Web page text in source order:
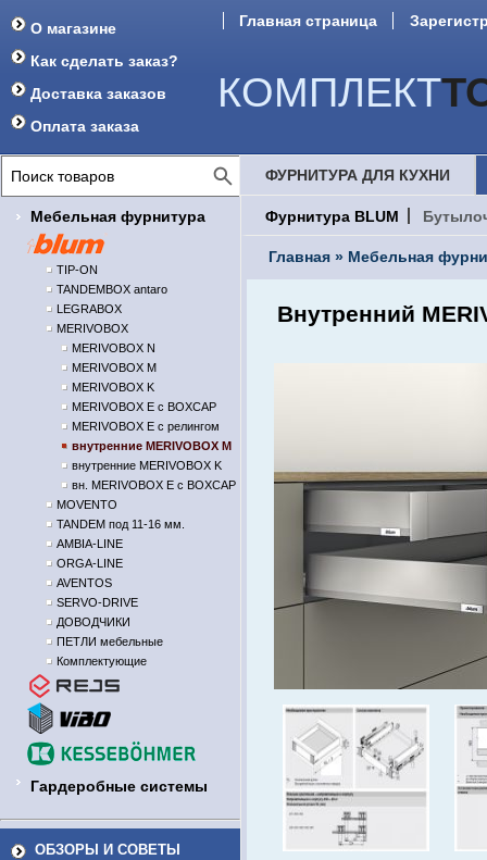
О магазине
Как сделать заказ?
Доставка заказов
Оплата заказа
Главная страница
КОМПЛЕКТ
Мебельная фурнитура
TIP-ON
TANDEMBOX antaro
LEGRABOX
MERIVOBOX
MERIVOBOX N
MERIVOBOX M
MERIVOBOX K
MERIVOBOX E с BOXCAP
MERIVOBOX E с релингом
внутренние MERIVOBOX M
внутренние MERIVOBOX K
вн. MERIVOBOX E с BOXCAP
MOVENTO
TANDEM под 11-16 мм.
AMBIA-LINE
ORGA-LINE
AVENTOS
SERVO-DRIVE
ДОВОДЧИКИ
ПЕТЛИ мебельные
Комплектующие
Гардеробные системы
ОБЗОРЫ И СОВЕТЫ
ФУРНИТУРА ДЛЯ КУХНИ
Фурнитура BLUM
Главная » Мебельная
Внутренний